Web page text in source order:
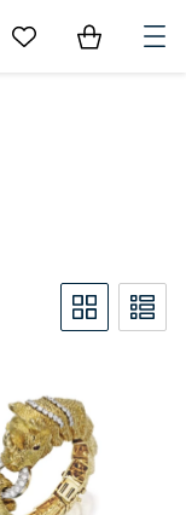
Go to My Favorites
Items in